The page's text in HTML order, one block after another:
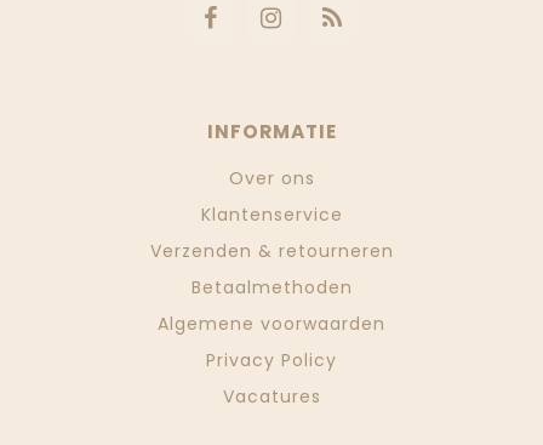
INFORMATIE
Over ons
Klantenservice
Verzenden & retourneren
Betaalmethoden
Algemene voorwaarden
Privacy Policy
Vacatures